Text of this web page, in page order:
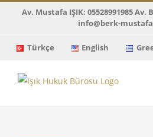
Av. Mustafa IŞIK: 05528991985 Av.
info@berk-
Türkçe English